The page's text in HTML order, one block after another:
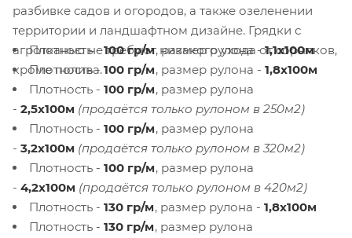
разбивке садов и огородов, а также озеленении
территории и ландшафтном дизайне. Грядки с
агротканью не требуют никакого ухода от сорняков,
кроме полива.
Плотность -100 гр/м, размер рулона -1,1х100м
Плотность -100 гр/м, размер рулона - 1,8х100м
Плотность - 100 гр/м, размер рулона
- 2,5х100м (продаётся только рулоном в 250м2)
Плотность - 100 гр/м, размер рулона
- 3,2х100м (продаётся только рулоном в 320м2)
Плотность - 100 гр/м, размер рулона
- 4,2х100м (продаётся только рулоном в 420м2)
Плотность - 130 гр/м, размер рулона - 1,8х100м
Плотность - 130 гр/м, размер рулона